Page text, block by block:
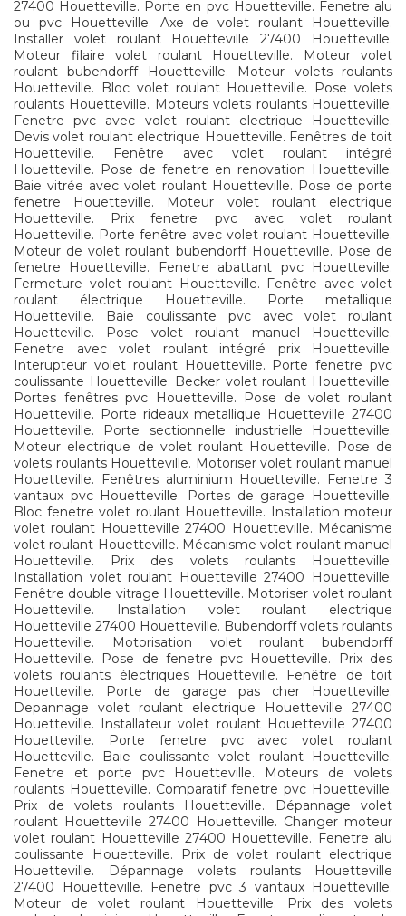
27400 Houetteville. Porte en pvc Houetteville. Fenetre alu
ou pvc Houetteville. Axe de volet roulant Houetteville.
Installer volet roulant Houetteville 27400 Houetteville.
Moteur filaire volet roulant Houetteville. Moteur volet
roulant bubendorff Houetteville. Moteur volets roulants
Houetteville. Bloc volet roulant Houetteville. Pose volets
roulants Houetteville. Moteurs volets roulants Houetteville.
Fenetre pvc avec volet roulant electrique Houetteville.
Devis volet roulant electrique Houetteville. Fenêtres de toit
Houetteville. Fenêtre avec volet roulant intégré
Houetteville. Pose de fenetre en renovation Houetteville.
Baie vitrée avec volet roulant Houetteville. Pose de porte
fenetre Houetteville. Moteur volet roulant electrique
Houetteville. Prix fenetre pvc avec volet roulant
Houetteville. Porte fenêtre avec volet roulant Houetteville.
Moteur de volet roulant bubendorff Houetteville. Pose de
fenetre Houetteville. Fenetre abattant pvc Houetteville.
Fermeture volet roulant Houetteville. Fenêtre avec volet
roulant électrique Houetteville. Porte metallique
Houetteville. Baie coulissante pvc avec volet roulant
Houetteville. Pose volet roulant manuel Houetteville.
Fenetre avec volet roulant intégré prix Houetteville.
Interupteur volet roulant Houetteville. Porte fenetre pvc
coulissante Houetteville. Becker volet roulant Houetteville.
Portes fenêtres pvc Houetteville. Pose de volet roulant
Houetteville. Porte rideaux metallique Houetteville 27400
Houetteville. Porte sectionnelle industrielle Houetteville.
Moteur electrique de volet roulant Houetteville. Pose de
volets roulants Houetteville. Motoriser volet roulant manuel
Houetteville. Fenêtres aluminium Houetteville. Fenetre 3
vantaux pvc Houetteville. Portes de garage Houetteville.
Bloc fenetre volet roulant Houetteville. Installation moteur
volet roulant Houetteville 27400 Houetteville. Mécanisme
volet roulant Houetteville. Mécanisme volet roulant manuel
Houetteville. Prix des volets roulants Houetteville.
Installation volet roulant Houetteville 27400 Houetteville.
Fenêtre double vitrage Houetteville. Motoriser volet roulant
Houetteville. Installation volet roulant electrique
Houetteville 27400 Houetteville. Bubendorff volets roulants
Houetteville. Motorisation volet roulant bubendorff
Houetteville. Pose de fenetre pvc Houetteville. Prix des
volets roulants électriques Houetteville. Fenêtre de toit
Houetteville. Porte de garage pas cher Houetteville.
Depannage volet roulant electrique Houetteville 27400
Houetteville. Installateur volet roulant Houetteville 27400
Houetteville. Porte fenetre pvc avec volet roulant
Houetteville. Baie coulissante volet roulant Houetteville.
Fenetre et porte pvc Houetteville. Moteurs de volets
roulants Houetteville. Comparatif fenetre pvc Houetteville.
Prix de volets roulants Houetteville. Dépannage volet
roulant Houetteville 27400 Houetteville. Changer moteur
volet roulant Houetteville 27400 Houetteville. Fenetre alu
coulissante Houetteville. Prix de volet roulant electrique
Houetteville. Dépannage volets roulants Houetteville
27400 Houetteville. Fenetre pvc 3 vantaux Houetteville.
Moteur de volet roulant Houetteville. Prix des volets